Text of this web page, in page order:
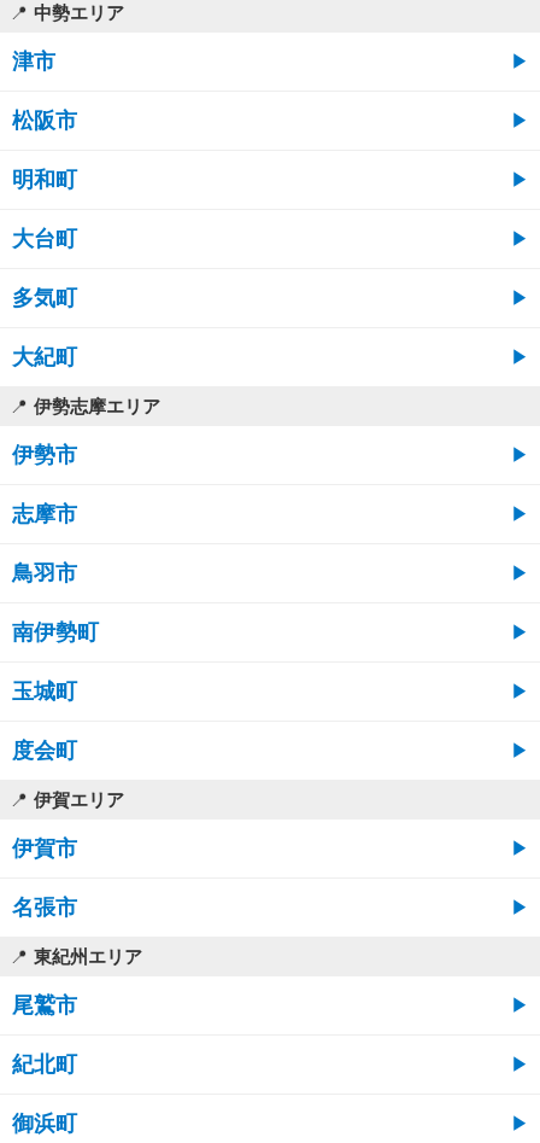
中勢エリア
津市
松阪市
明和町
大台町
多気町
大紀町
伊勢志摩エリア
伊勢市
志摩市
鳥羽市
南伊勢町
玉城町
度会町
伊賀エリア
伊賀市
名張市
東紀州エリア
尾鷲市
紀北町
御浜町